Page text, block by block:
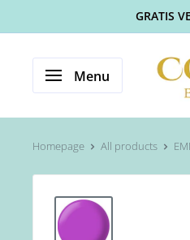
GRATIS
Menu
Homepage All products